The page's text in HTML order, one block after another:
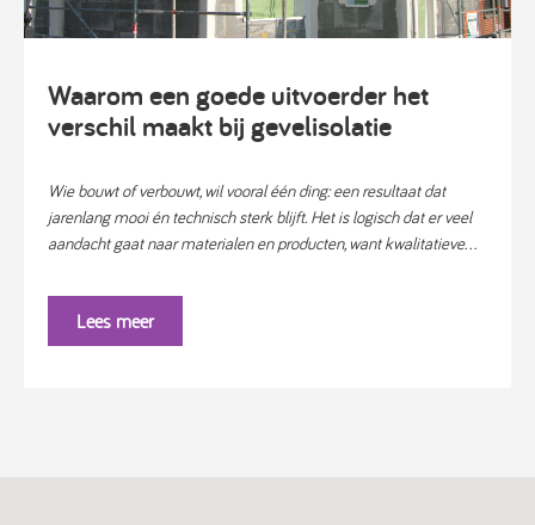
Waarom een goede uitvoerder het
verschil maakt bij gevelisolatie
Wie bouwt of verbouwt, wil vooral één ding: een resultaat dat
jarenlang mooi én technisch sterk blijft. Het is logisch dat er veel
aandacht gaat naar materialen en producten, want kwalitatieve...
Lees meer